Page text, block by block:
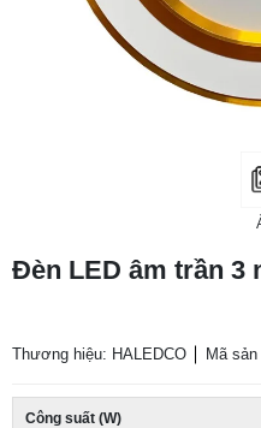
Đèn LED âm trần 3
Thương hiệu: HALEDCO Mã
Công suất (W)